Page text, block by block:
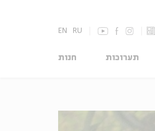
EN RU
תערוכות חנות